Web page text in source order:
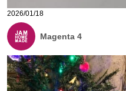
2026/01/18
Magenta 4